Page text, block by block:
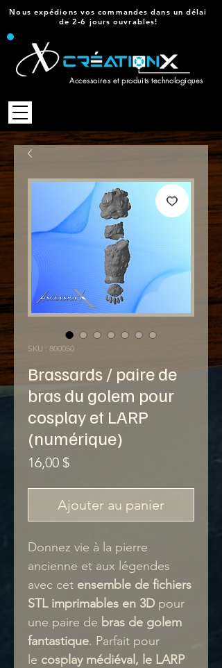
Accessoires et produits technologiques
Nous expédions vos commandes dans un délai
de 2-6 jours ouvrables!
SKU : 800050
Brassards / paire de
bras du golem pour
cosplay et LARP
(numérique)
16,00 $Prix
Ajouter au panier
Donnez vie à la pierre
ancienne et aux légendes
avec cet ensemble de fichiers
STL imprimables en 3D pour
une paire de bras de golem
fantastique. Parfait pour
le cosplay médiéval, le LARP